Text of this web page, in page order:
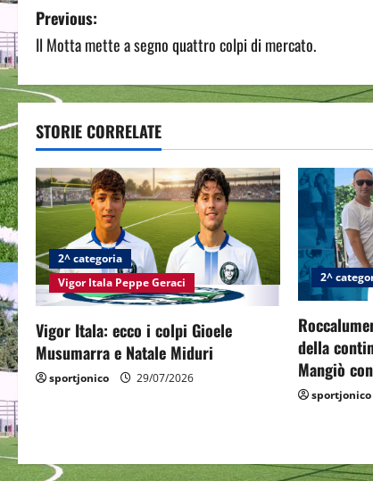
P
o
s
t
n
a
v
i
g
a
t
o
Previous:
Il Motta mette a segno quattro colpi di mercato.
STORIE CORRELATE
2^ categoria
Vigor Itala Peppe Geraci
Vigor Itala: ecco i colpi Gioele
Musumarra e Natale Miduri
sportjonico 29/07/2026
2^
della
Mangiò
sportjonico